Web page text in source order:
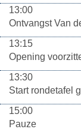
13:00
Ontvangst Van
13:15
Opening
13:30
Start rondetafel
15:00
Pauze